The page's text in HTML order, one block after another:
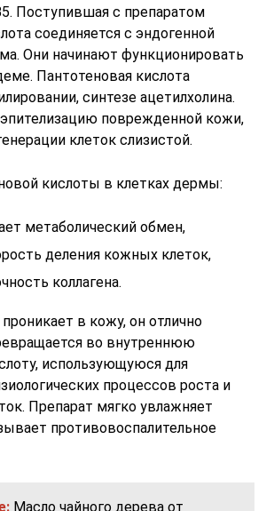
Поступившая с препаратом
соединяется с эндогенной
Они начинают функционировать
Пантотеновая кислота
синтезе ацетилхолина.
поврежденной кожи,
клеток слизистой.
кислоты в клетках дермы:
метаболический обмен,
деления кожных клеток,
коллагена.
в кожу, он отлично
во внутреннюю
использующуюся для
процессов роста и
Препарат мягко увлажняет
противовоспалительное
Масло чайного дерева от